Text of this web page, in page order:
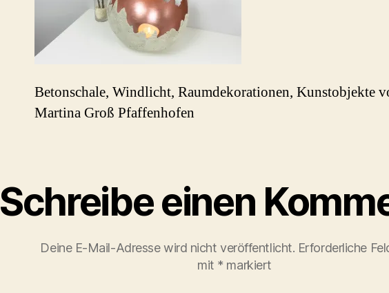
Betonschale, Windlicht, Raumdekorationen, Kunstobjekte
Martina Groß Pfaffenhofen
Schreibe einen
Deine E-Mail-Adresse wird nicht veröffentlicht. Erforderliche
mit * markiert